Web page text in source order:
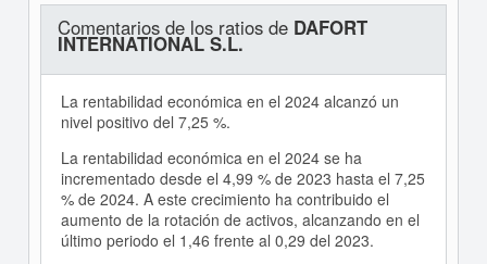
Comentarios de los ratios de DAFORT
INTERNATIONAL S.L.
La rentabilidad económica en el 2024 alcanzó un
nivel positivo del 7,25 %.
La rentabilidad económica en el 2024 se ha
incrementado desde el 4,99 % de 2023 hasta el 7,25
% de 2024. A este crecimiento ha contribuido el
aumento de la rotación de activos, alcanzando en el
último periodo el 1,46 frente al 0,29 del 2023.